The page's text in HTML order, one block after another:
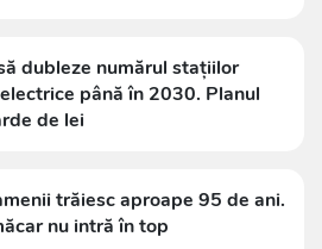
dubleze numărul stațiilor
până în 2030. Planul
de lei
trăiesc aproape 95 de ani.
nu intră în top